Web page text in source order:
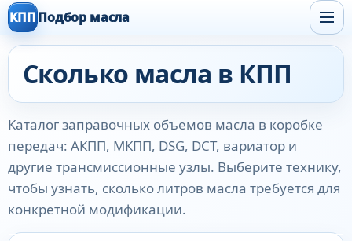
КПППодбор масла
Сколько масла в КПП
Каталог заправочных объемов масла в коробке
передач: АКПП, МКПП, DSG, DCT, вариатор и
другие трансмиссионные узлы. Выберите технику,
чтобы узнать, сколько литров масла требуется для
конкретной модификации.